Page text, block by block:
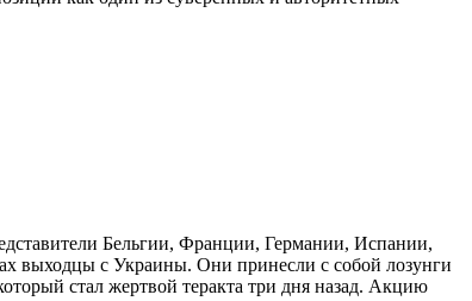
Бельгии, Франции, Германии, Испании,
выходцы с Украины. Они принесли с собой лозунги
стал жертвой теракта три дня назад. Акцию